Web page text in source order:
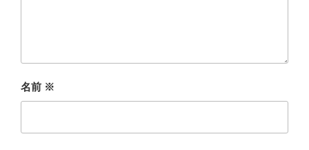
名前 ※